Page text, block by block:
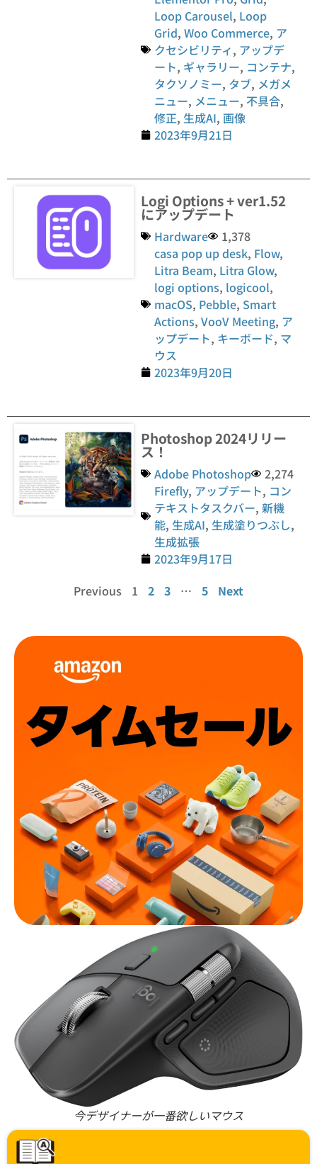
Loop Carousel, Loop
Grid,Woo Commerce, ア
クセシビリティ, アップデ
ート, ギャラリー, コンテナ,
タクソノミー, タブ, メガメ
ニュー, メニュー, 不具合,
修正, 生成AI, 画像
2023年9月21日
Logi Options + ver1.52
にアップデート
Hardware
1,378
casa pop up desk, Flow,
Litra Beam, Litra Glow,
logi options, logicool,
macOS, Pebble, Smart
Actions,VooV Meeting, ア
ップデート, キーボード, マ
ウス
2023年9月20日
Photoshop 2024リリー
ス！
Adobe Photoshop
2,274
Firefly, アップデート, コン
テキストタスクバー,新機
能, 生成AI, 生成塗りつぶし,
生成拡張
2023年9月17日
Previous
1 2 3 … 5 Next
今デザイナーが一番欲しいマウス